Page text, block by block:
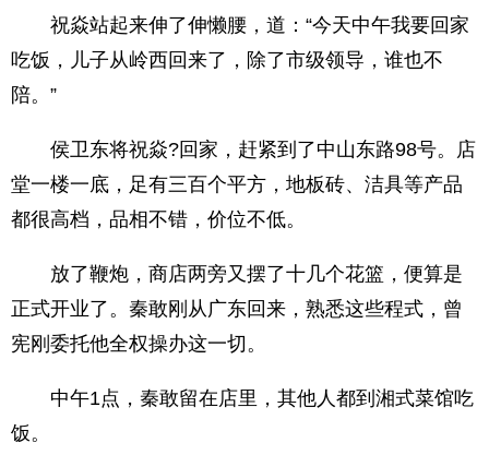
祝焱站起来伸了伸懒腰，道：“今天中午我要回家
吃饭，儿子从岭西回来了，除了市级领导，谁也不
陪。”
侯卫东将祝焱?回家，赶紧到了中山东路98号。店
堂一楼一底，足有三百个平方，地板砖、洁具等产品
都很高档，品相不错，价位不低。
放了鞭炮，商店两旁又摆了十几个花篮，便算是
正式开业了。秦敢刚从广东回来，熟悉这些程式，曾
宪刚委托他全权操办这一切。
中午1点，秦敢留在店里，其他人都到湘式菜馆吃
饭。